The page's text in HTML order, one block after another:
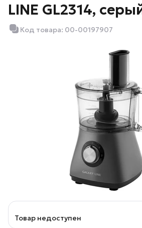
LINE GL2314,
Код товара: 00-00197907
Товар недоступен